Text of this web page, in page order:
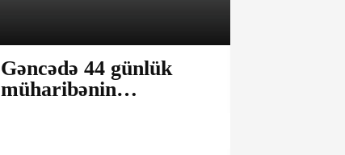
Gəncədə 44 günlük
müharibənin